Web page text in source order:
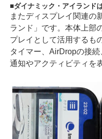
ダイナミック・アイランド
またディスプレイ関連の
ランド」です。本体上部
プレイとして活用するも
タイマー、AirDropの接
通知やアクティビティを